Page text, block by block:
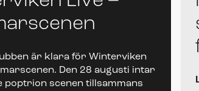
är klara för Winterviken
Den 28 augusti intar
poptrion scenen tillsammans